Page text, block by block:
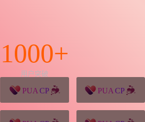
1000+
用户突破
win10系统下载 独秀青年